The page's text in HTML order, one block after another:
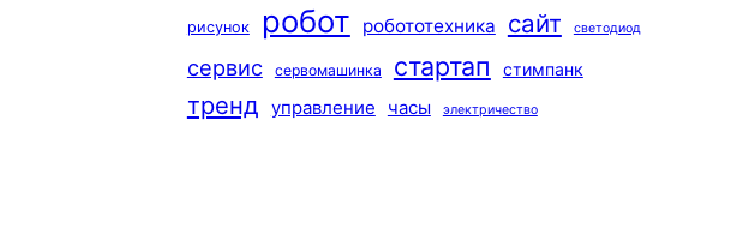
рисунок робот робототехника сайт светодиод
сервис сервомашинка стартап стимпанк
тренд управление часы электричество